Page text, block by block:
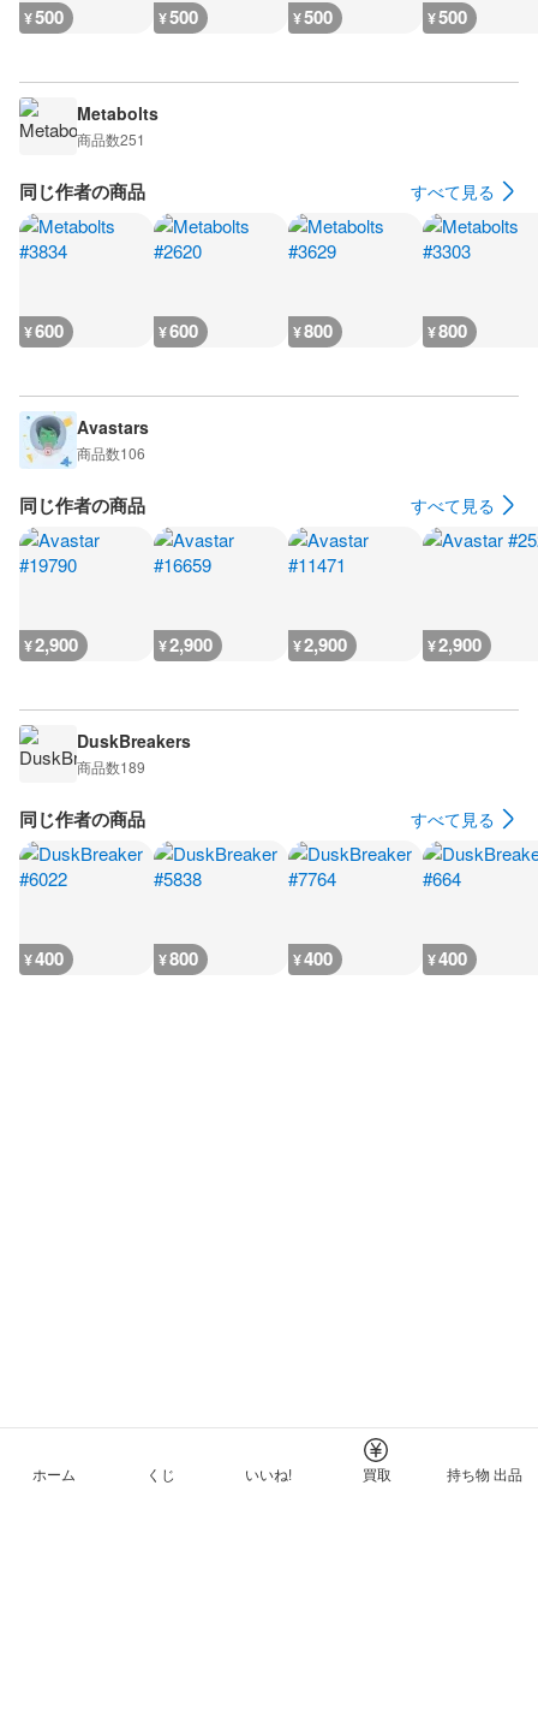
¥500 ¥500 ¥500 ¥500
Metabolts
商品数251
同じ作者の商品 すべて見る
¥600 ¥600 ¥800 ¥800
Avastars
商品数106
同じ作者の商品 すべて見る
¥2,900 ¥2,900 ¥2,900 ¥2,900
DuskBreakers
商品数189
同じ作者の商品 すべて見る
¥400 ¥800 ¥400 ¥400
ホーム くじ いいね! 買取 持ち物 出品